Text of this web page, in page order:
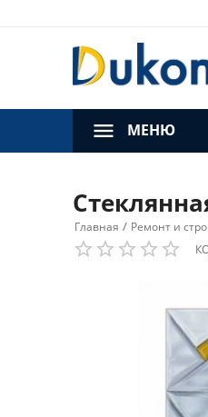
МЕНЮ
Главная / Ремонт и